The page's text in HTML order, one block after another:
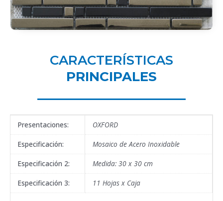
CARACTERÍSTICAS
PRINCIPALES
Presentaciones: OXFORD
Especificación: Mosaico de Acero Inoxidable
Especificación 2: Medida: 30 x 30 cm
Especificación 3: 11 Hojas x Caja